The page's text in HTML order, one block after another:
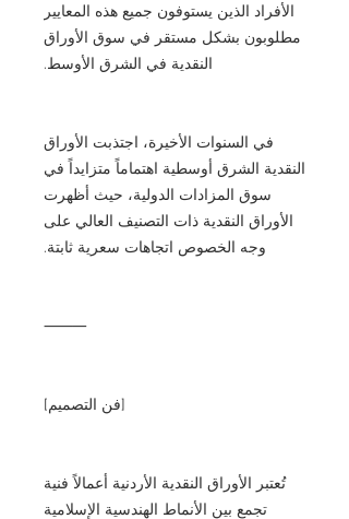
الأفراد الذين يستوفون جميع هذه المعايير
مطلوبون بشكل مستقر في سوق الأوراق
النقدية في الشرق الأوسط.
في السنوات الأخيرة، اجتذبت الأوراق
النقدية الشرق أوسطية اهتماماً متزايداً في
سوق المزادات الدولية، حيث أظهرت
الأوراق النقدية ذات التصنيف العالي على
وجه الخصوص اتجاهات سعرية ثابتة.
⸻
[فن التصميم]
تُعتبر الأوراق النقدية الأردنية أعمالاً فنية
تجمع بين الأنماط الهندسية الإسلامية